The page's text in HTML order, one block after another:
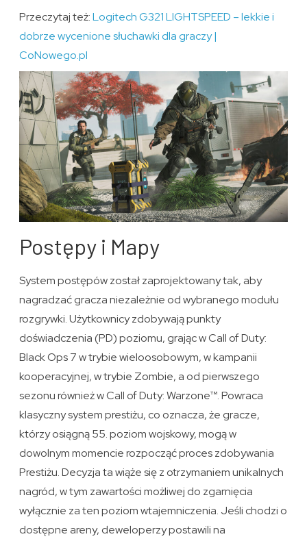
Przeczytaj też:Logitech G321 LIGHTSPEED – lekkie i
dobrze wycenione słuchawki dla graczy |
CoNowego.pl
Postępy i Mapy
System postępów został zaprojektowany tak, aby
nagradzać gracza niezależnie od wybranego modułu
rozgrywki. Użytkownicy zdobywają punkty
doświadczenia (PD) poziomu, grając w Call of Duty:
Black Ops 7 w trybie wieloosobowym, w kampanii
kooperacyjnej, w trybie Zombie, a od pierwszego
sezonu również w Call of Duty: Warzone™. Powraca
klasyczny system prestiżu, co oznacza, że gracze,
którzy osiągną 55. poziom wojskowy, mogą w
dowolnym momencie rozpocząć proces zdobywania
Prestiżu. Decyzja ta wiąże się z otrzymaniem unikalnych
nagród, w tym zawartości możliwej do zgarnięcia
wyłącznie za ten poziom wtajemniczenia. Jeśli chodzi o
dostępne areny, deweloperzy postawili na